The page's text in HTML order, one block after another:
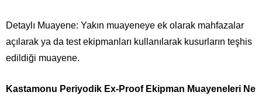
Detaylı Muayene: Yakın muayeneye ek olarak mahfazalar
açılarak ya da test ekipmanları kullanılarak kusurların teşhis
edildiği muayene.
Kastamonu Periyodik Ex-Proof Ekipman Muayeneleri Ne